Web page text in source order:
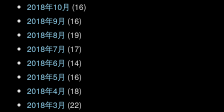
2018年10月 (16)
2018年9月 (16)
2018年8月 (19)
2018年7月 (17)
2018年6月 (14)
2018年5月 (16)
2018年4月 (18)
2018年3月 (22)